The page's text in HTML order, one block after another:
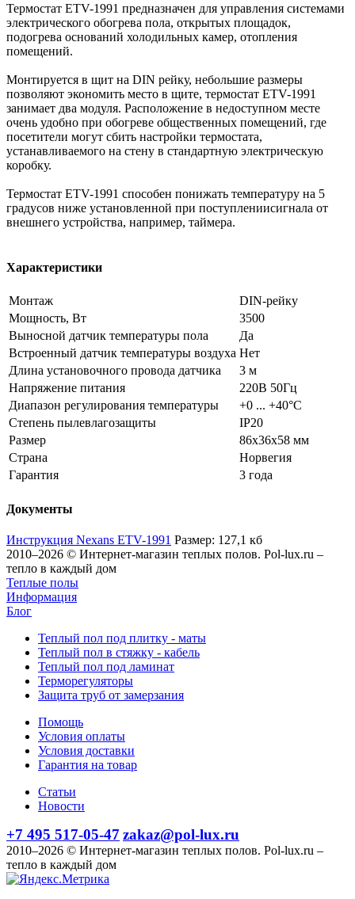
Термостат ETV-1991 предназначен для управления системами
электрического обогрева пола, открытых площадок,
подогрева оснований холодильных камер, отопления
помещений.
Монтируется в щит на DIN рейку, небольшие размеры
позволяют экономить место в щите, термостат ETV-1991
занимает два модуля. Расположение в недоступном месте
очень удобно при обогреве общественных помещений, где
посетители могут сбить настройки термостата,
устанавливаемого на стену в стандартную электрическую
коробку.
Термостат ETV-1991 способен понижать температуру на 5
градусов ниже установленной при поступлениисигнала от
внешнего устройства, например, таймера.
Характеристики
Монтаж
DIN-рейку
Мощность, Вт
3500
Выносной датчик температуры пола
Да
Встроенный датчик температуры воздуха Нет
Длина установочного провода датчика
3 м
Напряжение питания
220В 50Гц
Диапазон регулирования температуры
+0 ... +40°С
Степень пылевлагозащиты
IP20
Размер
86х36х58 мм
Страна
Норвегия
Гарантия
3 года
Документы
Инструкция Nexans ETV-1991 Размер: 127,1 кб
2010–2026 © Интернет-магазин теплых полов. Pol-lux.ru –
тепло в каждый дом
Теплые полы
Информация
Блог
Теплый пол под плитку - маты
Теплый пол в стяжку - кабель
Теплый пол под ламинат
Терморегуляторы
Защита труб от замерзания
Помощь
Условия оплаты
Условия доставки
Гарантия на товар
Статьи
Новости
+7 495 517-05-47 zakaz@pol-lux.ru
2010–2026 © Интернет-магазин теплых полов. Pol-lux.ru –
тепло в каждый дом